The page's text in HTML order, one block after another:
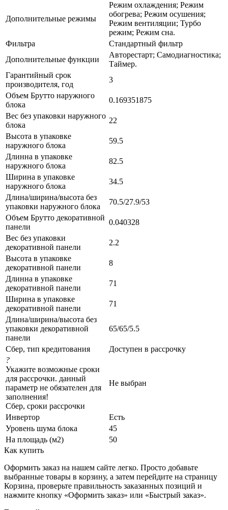
Дополнительные режимы
Режим охлаждения; Режим
обогрева; Режим осушения;
Режим вентиляции; Турбо
режим; Режим сна.
Фильтра
Стандартный фильтр
Дополнительные функции
Авторестарт; Самодиагностика;
Таймер.
Гарантийный срок
производителя, год
3
Объем Брутто наружного
блока
0.169351875
Вес без упаковки наружного
блока
22
Высота в упаковке
наружного блока
59.5
Длинна в упаковке
наружного блока
82.5
Ширина в упаковке
наружного блока
34.5
Длина/ширина/высота без
упаковки наружного блока
70.5/27.9/53
Объем Брутто декоративной
панели
0.040328
Вес без упаковки
декоративной панели
2.2
Высота в упаковке
декоративной панели
8
Длинна в упаковке
декоративной панели
71
Ширина в упаковке
декоративной панели
71
Длина/ширина/высота без
упаковки декоративной
панели
65/65/5.5
Сбер, тип кредитования
Доступен в рассрочку
?
Укажите возможные сроки
для рассрочки. данный
параметр не обязателен для
заполнения!
Сбер, сроки рассрочки
Не выбран
Инвертор
Есть
Уровень шума блока
45
На площадь (м2)
50
Как купить
Оформить заказ на нашем сайте легко. Просто добавьте
выбранные товары в корзину, а затем перейдите на страницу
Корзина, проверьте правильность заказанных позиций и
нажмите кнопку «Оформить заказ» или «Быстрый заказ».